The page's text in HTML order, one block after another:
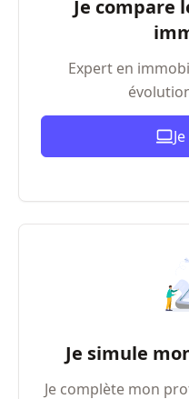
Je compare
Expert en
Je simule
Je complète mon